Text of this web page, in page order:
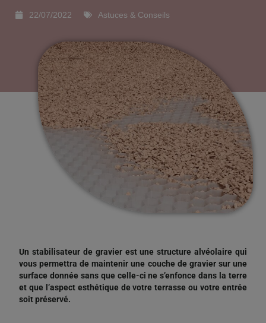
22/07/2022 Astuces & Conseils
Un stabilisateur de gravier est une structure alvéolaire qui
vous permettra de maintenir une couche de gravier sur une
surface donnée sans que celle-ci ne s’enfonce dans la terre
et que l’aspect esthétique de votre terrasse ou votre entrée
soit préservé.